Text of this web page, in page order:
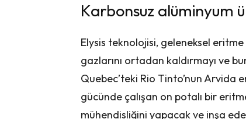
Karbonsuz alüminyum
Elysis teknolojisi, geleneksel
gazlarını ortadan kaldırmayı ve
Quebec’teki Rio Tinto’nun Arvida
gücünde çalışan on potalı bir
mühendisliğini yapacak ve inşa